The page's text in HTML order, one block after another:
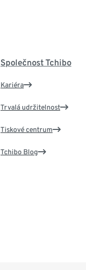
Společnost Tchibo
Kariéra
Trvalá udržitelnost
Tiskové centrum
Tchibo Blog